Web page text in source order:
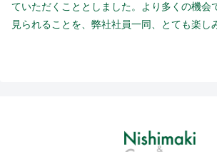
ていただくこととしました。より多くの機会
見られることを、弊社社員一同、とても楽し